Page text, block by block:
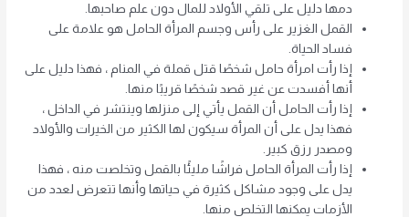
دمها دليل على تلقي الأولاد للمال دون علم صاحبها.
القمل الغزير على رأس وجسم المرأة الحامل هو علامة على
فساد الحياة.
إذا رأت امرأة حامل شخصًا قتل قملة في المنام ، فهذا دليل على
أنها أفسدت عن غير قصد شخصًا قريبًا منها.
إذا رأت الحامل أن القمل يأتي إلى منزلها وينتشر في الداخل ،
فهذا يدل على أن المرأة سيكون لها الكثير من الخيرات والأولاد
ومصدر رزق كبير.
إذا رأت المرأة الحامل فراشًا مليئًا بالقمل وتخلصت منه ، فهذا
يدل على وجود مشاكل كثيرة في حياتها وأنها تتعرض لعدد من
الأزمات يمكنها التخلص منها.